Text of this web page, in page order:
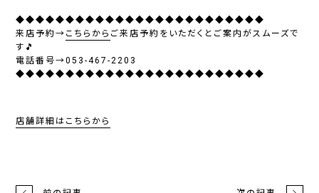
◆◆◆◆◆◆◆◆◆◆◆◆◆◆◆◆◆◆◆◆◆◆◆◆◆
来店予約→ こちらから ご来店予約をいただくとご案内がスムーズで
す🎵
電話番号→053-467-2203
◆◆◆◆◆◆◆◆◆◆◆◆◆◆◆◆◆◆◆◆◆◆◆◆◆
店舗詳細はこちらから